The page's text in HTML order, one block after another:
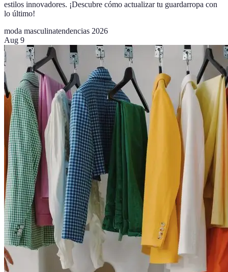
estilos innovadores. ¡Descubre cómo actualizar tu guardarropa con
lo último!
moda masculinatendencias 2026
Aug 9